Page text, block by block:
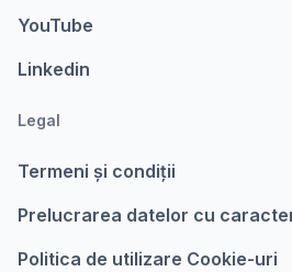
YouTube
Linkedin
Legal
Termeni şi condiții
Prelucrarea datelor cu
Politica de utilizare Cookie-uri